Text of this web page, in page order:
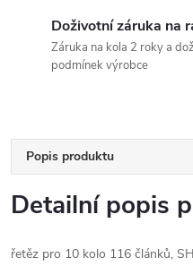
Doživotní záruka na
Záruka na kola 2 roky a
podmínek výrobce
Popis produktu
Detailní popis
řetěz pro 10 kolo 116 článků,